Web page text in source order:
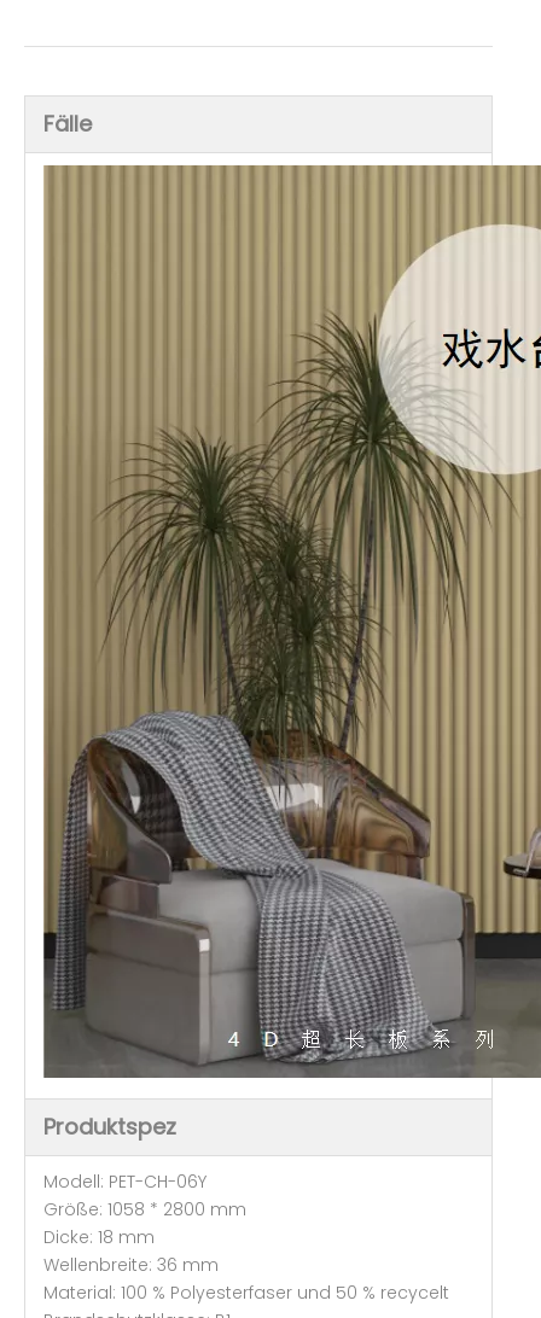
Fälle
Produktspez
Modell: PET-CH-06Y
Größe: 1058 * 2800 mm
Dicke: 18 mm
Wellenbreite: 36 mm
Material: 100 % Polyesterfaser und 50 % recycelt